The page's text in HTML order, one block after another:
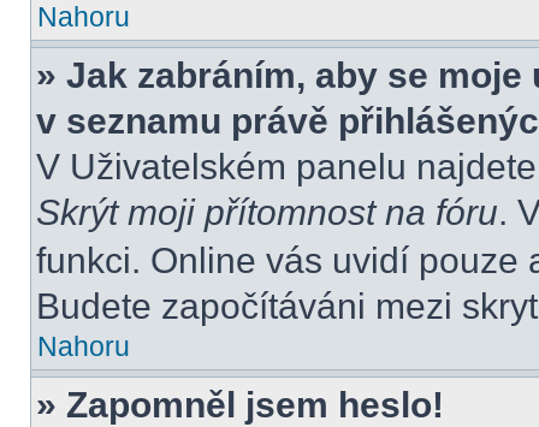
Nahoru
» Jak zabráním, aby se
v seznamu právě
V Uživatelském panelu
Skrýt moji přítomnost na fóru.
funkci. Online vás uvidí pouze
Budete započítáváni mezi
Nahoru
» Zapomněl jsem heslo!